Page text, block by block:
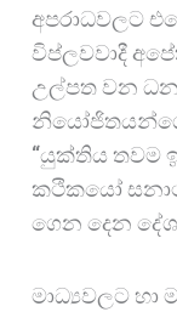
අපරාධවලට
විප්ලවවාදී
උල්පත වන
“යුක්තිය තවම
කථිකයෝ
ගෙන දෙන
මාධ්‍යවලට හා